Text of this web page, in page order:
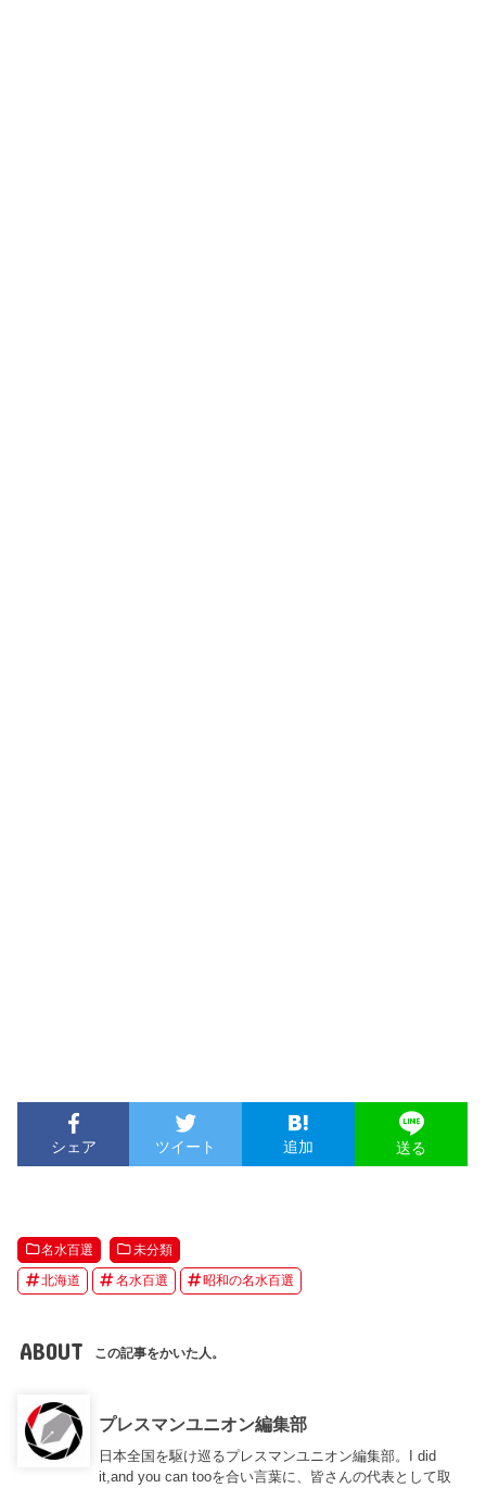
シェア ツイート 追加 送る
名水百選 未分類
北海道 名水百選 昭和の名水百選
ABOUT この記事をかいた人。
プレスマンユニオン編集部
日本全国を駆け巡るプレスマンユニオン編集部。I did
it,and you can tooを合い言葉に、皆さんの代表として取